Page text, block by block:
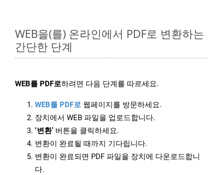
WEB을(를) 온라인에서 PDF로 변환하는
간단한 단계
WEB를 PDF로하려면 다음 단계를 따르세요.
WEB를 PDF로 웹페이지를 방문하세요.
장치에서 WEB 파일을 업로드합니다.
‘변환’ 버튼을 클릭하세요.
변환이 완료될 때까지 기다립니다.
변환이 완료되면 PDF 파일을 장치에 다운로드합니
다.